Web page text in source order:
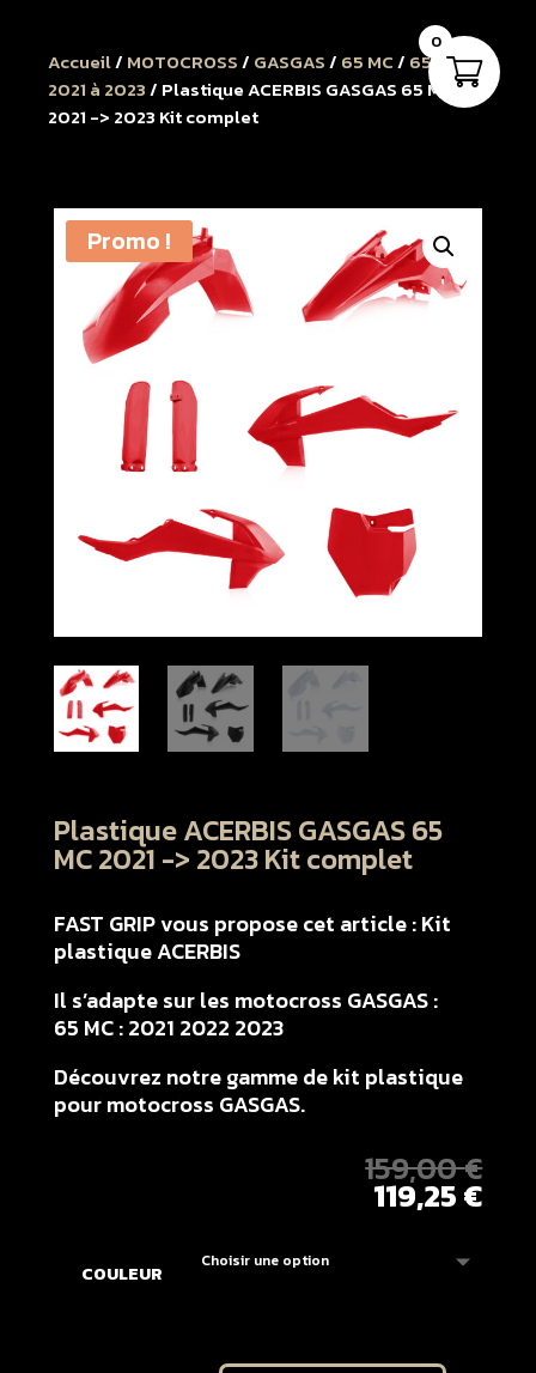
Accueil/ MOTOCROSS/ GASGAS/ 65 MC/ 65 MC
2021 à 2023/ Plastique ACERBIS GASGAS 65 MC
2021 -> 2023 Kit complet
Promo !
Plastique ACERBIS GASGAS 65
MC 2021 -> 2023 Kit complet
FAST GRIP vous propose cet article : Kit
plastique ACERBIS
Il s’adapte sur les motocross GASGAS :
65 MC : 2021 2022 2023
Découvrez notre gamme de kit plastique
pour motocross GASGAS.
159,00€
119,25€
COULEUR
0